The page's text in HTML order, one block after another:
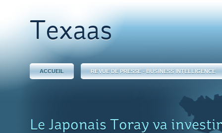
Texaas
ACCUEIL REVUE DE PRESSE - BUSINESS INTELLIGENCE
Le Japonais Toray va